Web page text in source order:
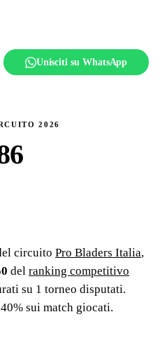
il club
Unisciti su WhatsApp
2026
circuito Pro Bladers Italia,
del ranking competitivo
su 1 torneo disputati.
sui match giocati.